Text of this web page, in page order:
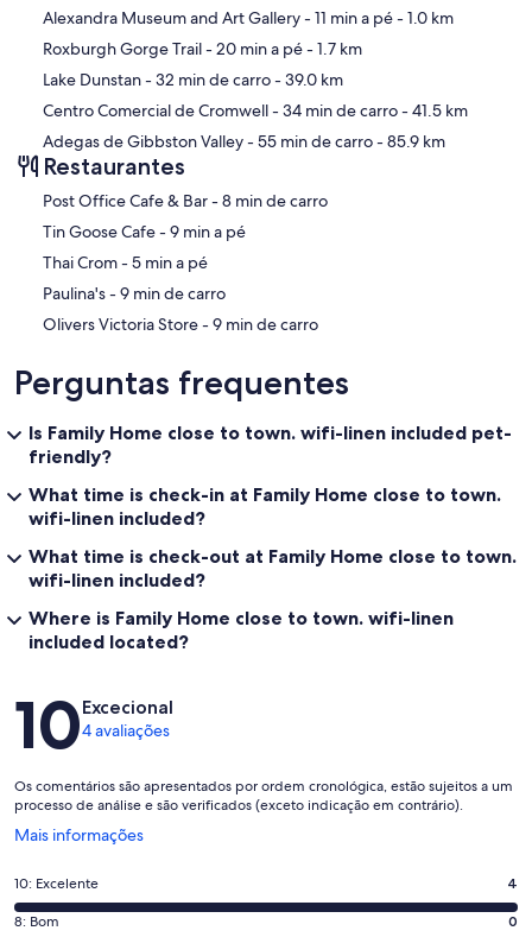
Mapa
Alexandra Museum and Art Gallery- 11 min a pé- 1.0 km
Roxburgh Gorge Trail- 20 min a pé- 1.7 km
Lake Dunstan- 32 min de carro- 39.0 km
Centro Comercial de Cromwell- 34 min de carro- 41.5 km
Adegas de Gibbston Valley- 55 min de carro- 85.9 km
Restaurantes
‪Post Office Cafe & Bar - ‬8 min de carro
‪Tin Goose Cafe - ‬9 min a pé
‪Thai Crom - ‬5 min a pé
‪Paulina's - ‬9 min de carro
‪Olivers Victoria Store - ‬9 min de carro
Perguntas frequentes
Is Family Home close to town. wifi-linen included pet-
friendly?
What time is check-in at Family Home close to town.
wifi-linen included?
What time is check-out at Family Home close to town.
wifi-linen included?
Where is Family Home close to town. wifi-linen
included located?
Avaliações
10Excecional
4 avaliações
Os comentários são apresentados por ordem cronológica, estão sujeitos a um
processo de análise e são verificados (exceto indicação em contrário).
Mais informações
Abre
nova
janela
Pontuação
de
10: Excelente 4
Pontuação
8: Bom 0